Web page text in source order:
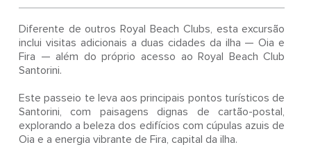
Diferente de outros Royal Beach Clubs, esta excursão
inclui visitas adicionais a duas cidades da ilha — Oia e
Fira — além do próprio acesso ao Royal Beach Club
Santorini.
Este passeio te leva aos principais pontos turísticos de
Santorini, com paisagens dignas de cartão-postal,
explorando a beleza dos edifícios com cúpulas azuis de
Oia e a energia vibrante de Fira, capital da ilha.